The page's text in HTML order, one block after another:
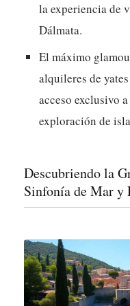
la experiencia de
Dálmata.
El máximo
alquileres de
acceso exclusivo
exploración de
Descubriendo la
Sinfonía de Mar y